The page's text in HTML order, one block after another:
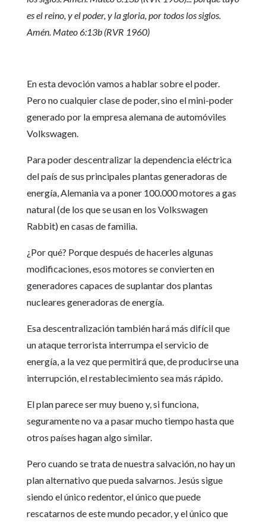
es el reino, y el poder, y la gloria, por todos los siglos.
Amén. Mateo 6:13b (RVR 1960)
En esta devoción vamos a hablar sobre el poder.
Pero no cualquier clase de poder, sino el mini-poder
generado por la empresa alemana de automóviles
Volkswagen.
Para poder descentralizar la dependencia eléctrica
del país de sus principales plantas generadoras de
energía, Alemania va a poner 100.000 motores a gas
natural (de los que se usan en los Volkswagen
Rabbit) en casas de familia.
¿Por qué? Porque después de hacerles algunas
modificaciones, esos motores se convierten en
generadores capaces de suplantar dos plantas
nucleares generadoras de energía.
Esa descentralización también hará más difícil que
un ataque terrorista interrumpa el servicio de
energía, a la vez que permitirá que, de producirse una
interrupción, el restablecimiento sea más rápido.
El plan parece ser muy bueno y, si funciona,
seguramente no va a pasar mucho tiempo hasta que
otros países hagan algo similar.
Pero cuando se trata de nuestra salvación, no hay un
plan alternativo que pueda salvarnos. Jesús sigue
siendo el único redentor, el único que puede
rescatarnos de este mundo pecador, y el único que